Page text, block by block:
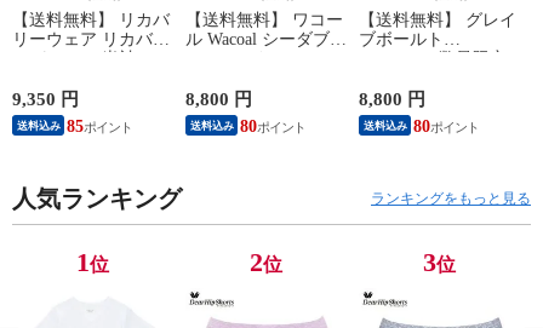
【送料無料】 リカバ
リーウェア リカバリ
ーパジャマ 半袖 メ
ームウェア パジャマ
リカバリーケア 7分
丈パンツ 疲労回復
9,350 円
送料込み 85
【送料無料】 ワコー
ル Wacoal シーダブリ
JYURYU 柔流 ジュウ
リュウ メンズ トッ
プ SML ハイネック
8,800 円
送料込み 80
【送料無料】 グレイ
ブボールト
Gravevault 数量限定
サーパンツ おまかせ
3P 福袋 ショート ロ
ーライズ 3枚セット
8,800 円
送料込み 80
人気ランキング ランキングをもっと見る
1位 2位 3位